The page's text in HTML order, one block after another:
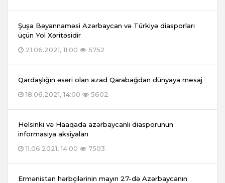
Şuşa Bəyannaməsi Azərbaycan və Türkiyə diasporları
üçün Yol Xəritəsidir
21.06.2021, 11:00
5752
Qardaşlığın əsəri olan azad Qarabağdan dünyaya mesaj
18.06.2021, 14:00
5602
Helsinki və Haaqada azərbaycanlı diasporunun
informasiya aksiyaları
11.06.2021, 14:00
7503
Ermənistan hərbçilərinin mayın 27-də Azərbaycanın